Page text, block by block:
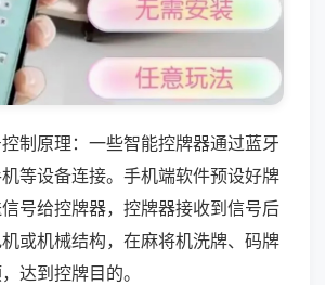
制原理：一些智能控牌器通过蓝牙
等设备连接。手机端软件预设好牌
号给控牌器，控牌器接收到信号后
或机械结构，在麻将机洗牌、码牌
达到控牌目的。